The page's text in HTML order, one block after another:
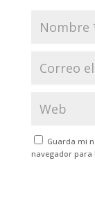
Guarda mi
navegador para